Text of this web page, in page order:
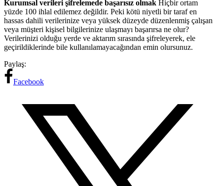
Kurumsal verileri şifrelemede başarısız olmak Hiçbir ortam
yüzde 100 ihlal edilemez değildir. Peki kötü niyetli bir taraf en
hassas dahili verilerinize veya yüksek düzeyde düzenlenmiş çalışan
veya müşteri kişisel bilgilerinize ulaşmayı başarırsa ne olur?
Verilerinizi olduğu yerde ve aktarım sırasında şifreleyerek, ele
geçirildiklerinde bile kullanılamayacağından emin olursunuz.
Paylaş:
Facebook